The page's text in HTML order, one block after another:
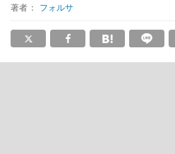
著者： フォルサ